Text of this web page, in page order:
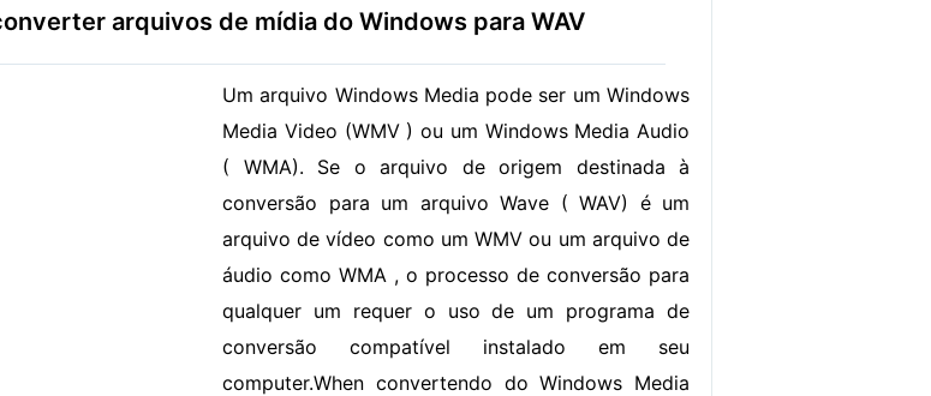
arquivos de mídia do Windows para WAV
Um arquivo Windows Media pode ser um Windows
Media Video (WMV ) ou um Windows Media Audio
( WMA). Se o arquivo de origem destinada à
conversão para um arquivo Wave ( WAV) é um
arquivo de vídeo como um WMV ou um arquivo de
áudio como WMA , o processo de conversão para
qualquer um requer o uso de um programa de
conversão compatível instalado em seu
computer.When convertendo do Windows Media